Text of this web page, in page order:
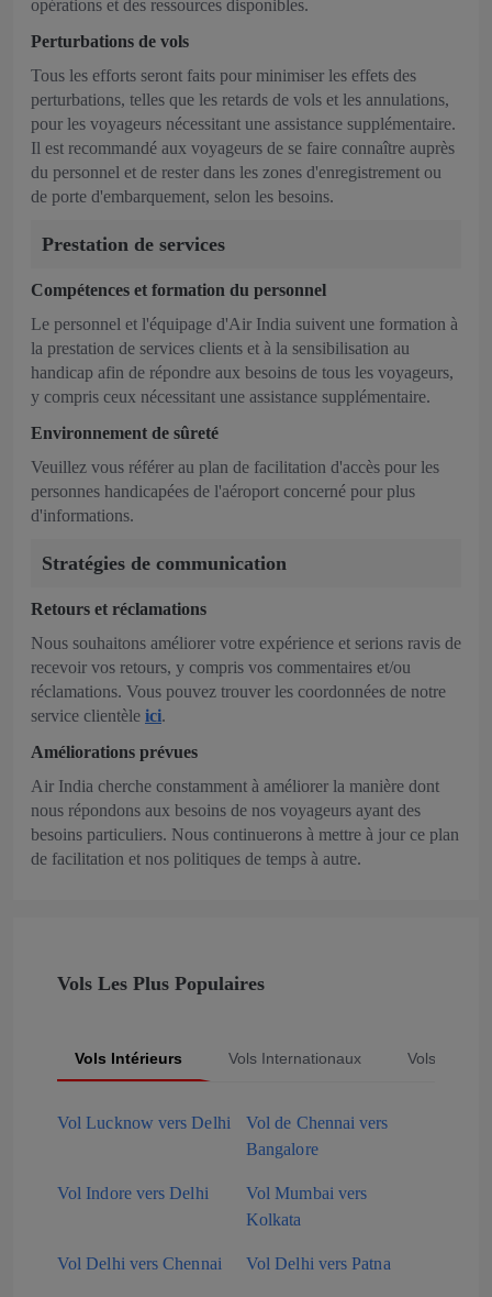
opérations et des ressources disponibles.
Perturbations de vols
Tous les efforts seront faits pour minimiser les effets des
perturbations, telles que les retards de vols et les annulations,
pour les voyageurs nécessitant une assistance supplémentaire.
Il est recommandé aux voyageurs de se faire connaître auprès
du personnel et de rester dans les zones d'enregistrement ou
de porte d'embarquement, selon les besoins.
Prestation de services
Compétences et formation du personnel
Le personnel et l'équipage d'Air India suivent une formation à
la prestation de services clients et à la sensibilisation au
handicap afin de répondre aux besoins de tous les voyageurs,
y compris ceux nécessitant une assistance supplémentaire.
Environnement de sûreté
Veuillez vous référer au plan de facilitation d'accès pour les
personnes handicapées de l'aéroport concerné pour plus
d'informations.
Stratégies de communication
Retours et réclamations
Nous souhaitons améliorer votre expérience et serions ravis de
recevoir vos retours, y compris vos commentaires et/ou
réclamations. Vous pouvez trouver les coordonnées de notre
service clientèle ici.
Améliorations prévues
Air India cherche constamment à améliorer la manière dont
nous répondons aux besoins de nos voyageurs ayant des
besoins particuliers. Nous continuerons à mettre à jour ce plan
de facilitation et nos politiques de temps à autre.
Vols Les Plus Populaires
Vols Intérieurs Vols Internationaux Vols
Vol Lucknow vers Delhi
Vol de Chennai vers
Bangalore
Vol Indore vers Delhi
Vol Mumbai vers
Kolkata
Vol Delhi vers Chennai Vol Delhi vers Patna